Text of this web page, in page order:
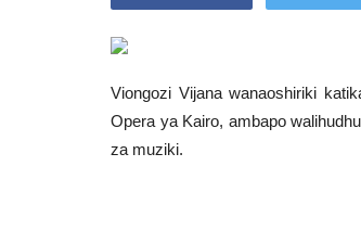
Viongozi Vijana wanaoshiriki
Opera ya Kairo, ambapo
za muziki.